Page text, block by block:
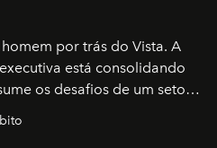
por trás do Vista. A
está consolidando
os desafios de um setor
o conceito de luxo